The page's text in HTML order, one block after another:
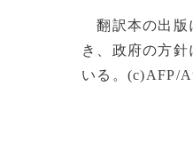
翻訳本の出版
き、政府の方
いる。(c)AFP/